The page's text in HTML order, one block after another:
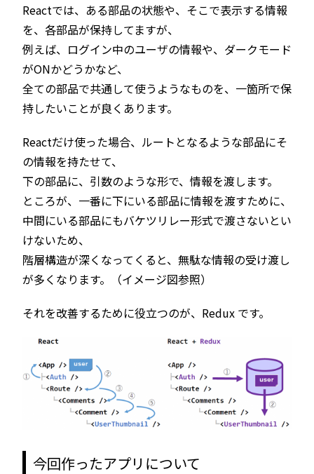
Reactでは、ある部品の状態や、そこで表示する情報
を、各部品が保持してますが、
例えば、ログイン中のユーザの情報や、ダークモード
がONかどうかなど、
全ての部品で共通して使うようなものを、一箇所で保
持したいことが良くあります。
Reactだけ使った場合、ルートとなるような部品にそ
の情報を持たせて、
下の部品に、引数のような形で、情報を渡します。
ところが、一番に下にいる部品に情報を渡すために、
中間にいる部品にもバケツリレー形式で渡さないとい
けないため、
階層構造が深くなってくると、無駄な情報の受け渡し
が多くなります。（イメージ図参照）
それを改善するために役立つのが、Redux です。
今回作ったアプリについて